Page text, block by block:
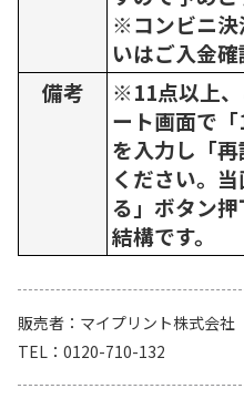
※コンビニ決
いはご入金確
備考
※11点以上、
ート画面で
を入力し「
ください。
る」ボタン
結構です。
販売者
マイプリント株式会社
TEL
0120-710-132